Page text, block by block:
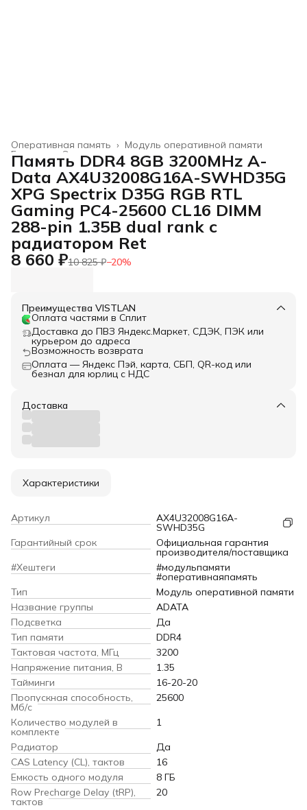
Модуль оперативной памяти
Оперативная память ›
Электроника ›
Главная
Память DDR4 8GB 3200MHz A-
Data AX4U32008G16A-SWHD35G
XPG Spectrix D35G RGB RTL
Gaming PC4-25600 CL16 DIMM
288-pin 1.35В dual rank с
радиатором Ret
8 660 ₽10 825 ₽−20%
Преимущества VISTLAN
Оплата частями в Сплит
Доставка до ПВЗ Яндекс.Маркет, СДЭК, ПЭК или
курьером до адреса
Возможность возврата
Оплата — Яндекс Пэй, карта, СБП, QR-код или
безнал для юрлиц с НДС
Доставка
Характеристики
Артикул AX4U32008G16A-
SWHD35G
Гарантийный срок
Официальная гарантия
производителя/поставщика
#Хештеги
#модульпамяти
#оперативнаяпамять
Тип
Модуль оперативной памяти
Название группы
ADATA
Подсветка
Да
Тип памяти
DDR4
Тактовая частота, МГц
3200
Напряжение питания, В
1.35
Тайминги
16-20-20
Пропускная способность,
Мб/с
25600
Количество модулей в
комплекте
1
Радиатор
Да
CAS Latency (CL), тактов
16
Емкость одного модуля
8 ГБ
Row Precharge Delay (tRP),
тактов
20